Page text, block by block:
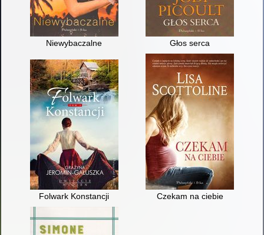
Niewybaczalne Głos serca
Folwark Konstancji Czekam na ciebie